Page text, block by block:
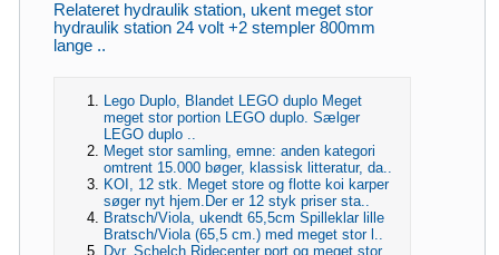
Relateret hydraulik station, ukent meget stor
hydraulik station 24 volt +2 stempler 800mm
lange ..
Lego Duplo, Blandet LEGO duplo Meget
meget stor portion LEGO duplo. Sælger
LEGO duplo ..
Meget stor samling, emne: anden kategori
omtrent 15.000 bøger, klassisk litteratur, da..
KOI, 12 stk. Meget store og flotte koi karper
søger nyt hjem.Der er 12 styk priser sta..
Bratsch/Viola, ukendt 65,5cm Spilleklar lille
Bratsch/Viola (65,5 cm.) med meget stor l..
Dyr, Schelch Ridecenter port og meget stor